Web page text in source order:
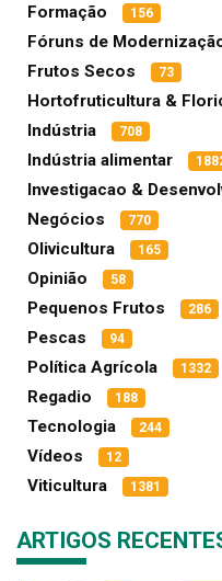
Formação 156
Fóruns de
Frutos Secos 73
Hortofruticultura &
Indústria 708
Indústria alimentar
Investigacao &
Negócios 770
Olivicultura 165
Opinião 58
Pequenos Frutos 286
Pescas 94
Política Agrícola 1332
Regadio 188
Tecnologia 244
Vídeos 12
Viticultura 1381
ARTIGOS